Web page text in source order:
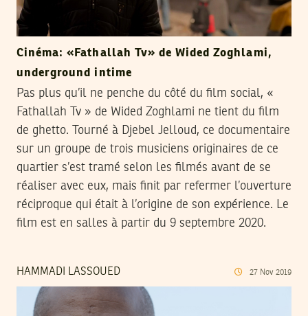
Cinéma: «Fathallah Tv» de Wided Zoghlami,
underground intime
Pas plus qu’il ne penche du côté du film social, «
Fathallah Tv » de Wided Zoghlami ne tient du film
de ghetto. Tourné à Djebel Jelloud, ce documentaire
sur un groupe de trois musiciens originaires de ce
quartier s’est tramé selon les filmés avant de se
réaliser avec eux, mais finit par refermer l’ouverture
réciproque qui était à l’origine de son expérience. Le
film est en salles à partir du 9 septembre 2020.
HAMMADI LASSOUED 27 Nov 2019